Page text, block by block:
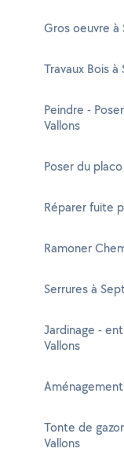
Gros oeuvre à
Travaux Bois
Peindre -
Vallons
Poser du
Réparer fuite
Ramoner
Serrures à
Jardinage -
Vallons
Tonte de
Vallons